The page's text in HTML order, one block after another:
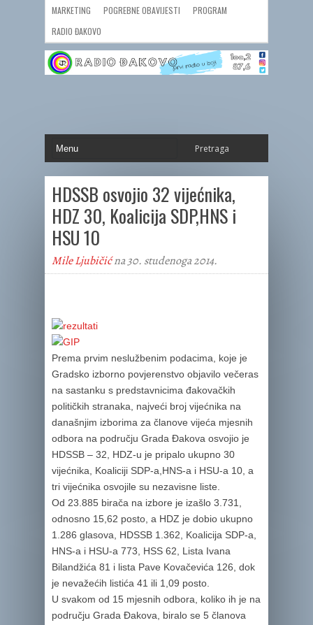
MARKETING POGREBNE OBAVIJESTI
PROGRAM
RADIO ĐAKOVO
HDSSB osvojio 32 vijećnika,
HDZ 30, Koalicija SDP,HNS i
HSU 10
Mile Ljubičićna 30. studenoga 2014.
Prema prvim neslužbenim podacima, koje je
Gradsko izborno povjerenstvo objavilo večeras
na sastanku s predstavnicima đakovačkih
političkih stranaka, najveći broj vijećnika na
današnjim izborima za članove vijeća mjesnih
odbora na području Grada Đakova osvojio je
HDSSB – 32, HDZ-u je pripalo ukupno 30
vijećnika, Koaliciji SDP-a,HNS-a i HSU-a 10, a
tri vijećnika osvojile su nezavisne liste.
Od 23.885 birača na izbore je izašlo 3.731,
odnosno 15,62 posto, a HDZ je dobio ukupno
1.286 glasova, HDSSB 1.362, Koalicija SDP-a,
HNS-a i HSU-a 773, HSS 62, Lista Ivana
Bilandžića 81 i lista Pave Kovačevića 126, dok
je nevažećih listića 41 ili 1,09 posto.
U svakom od 15 mjesnih odbora, koliko ih je na
području Grada Đakova, biralo se 5 članova